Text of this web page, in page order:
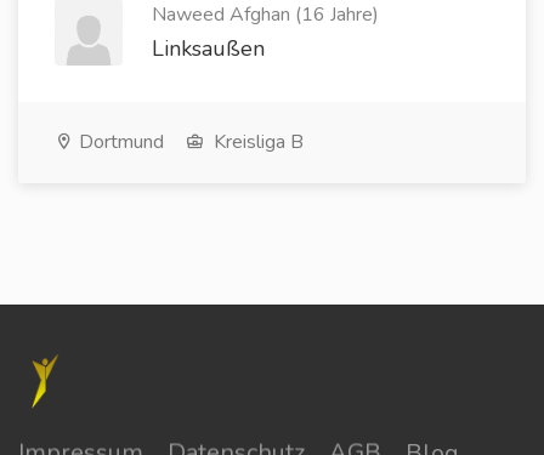
Naweed Afghan (16 Jahre)
Linksaußen
Dortmund Kreisliga B